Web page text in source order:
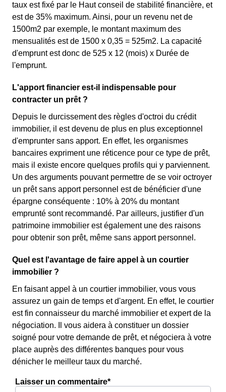
taux est fixé par le Haut conseil de stabilité financière, et
est de 35% maximum. Ainsi, pour un revenu net de
1500m2 par exemple, le montant maximum des
mensualités est de 1500 x 0,35 = 525m2. La capacité
d'emprunt est donc de 525 x 12 (mois) x Durée de
l'emprunt.
L'apport financier est-il indispensable pour
contracter un prêt ?
Depuis le durcissement des règles d'octroi du crédit
immobilier, il est devenu de plus en plus exceptionnel
d'emprunter sans apport. En effet, les organismes
bancaires expriment une réticence pour ce type de prêt,
mais il existe encore quelques profils qui y parviennent.
Un des arguments pouvant permettre de se voir octroyer
un prêt sans apport personnel est de bénéficier d'une
épargne conséquente : 10% à 20% du montant
emprunté sont recommandé. Par ailleurs, justifier d'un
patrimoine immobilier est également une des raisons
pour obtenir son prêt, même sans apport personnel.
Quel est l'avantage de faire appel à un courtier
immobilier ?
En faisant appel à un courtier immobilier, vous vous
assurez un gain de temps et d'argent. En effet, le courtier
est fin connaisseur du marché immobilier et expert de la
négociation. Il vous aidera à constituer un dossier
soigné pour votre demande de prêt, et négociera à votre
place auprès des différentes banques pour vous
dénicher le meilleur taux du marché.
Laisser un commentaire*